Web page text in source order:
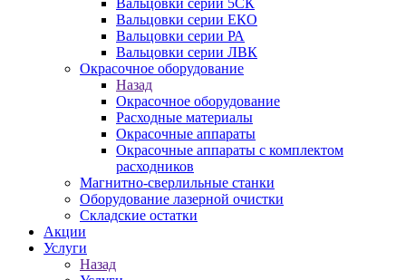
Вальцовки серии 5СК
Вальцовки серии ЕКО
Вальцовки серии РА
Вальцовки серии ЛВК
Окрасочное оборудование
Назад
Окрасочное оборудование
Расходные материалы
Окрасочные аппараты
Окрасочные аппараты с комплектом
расходников
Магнитно-сверлильные станки
Оборудование лазерной очистки
Складские остатки
Акции
Услуги
Назад